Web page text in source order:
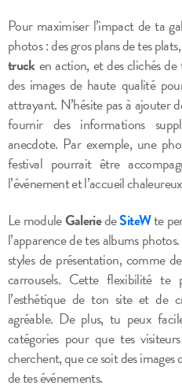
Pour maximiser l’impact de ta
photos : des gros plans de tes
trucken action, et des clichés de
des images de haute qualité
attrayant. N’hésite pas à ajouter
fournir des informations
anecdote. Par exemple, une
festival pourrait être
l’événement et l’accueil
Le moduleGaleriedeSiteWte
l’apparence de tes albums
styles de présentation, comme
carrousels. Cette flexibilité te
l’esthétique de ton site et de
agréable. De plus, tu peux
catégories pour que tes
cherchent, que ce soit des images
de tes événements.